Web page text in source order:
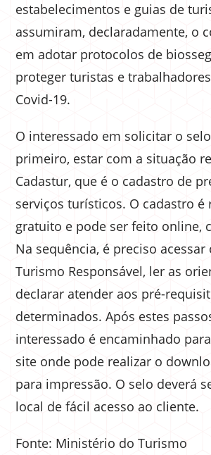
estabelecimentos e guias de
assumiram, declaradamente, o
em adotar protocolos de
proteger turistas e
Covid-19.
O interessado em solicitar o
primeiro, estar com a situação
Cadastur, que é o cadastro de
serviços turísticos. O cadastro é
gratuito e pode ser feito online,
Na sequência, é preciso acessar
Turismo Responsável, ler as
declarar atender aos pré-
determinados. Após estes
interessado é encaminhado
site onde pode realizar o
para impressão. O selo deverá
local de fácil acesso ao cliente.
Fonte: Ministério do Turismo